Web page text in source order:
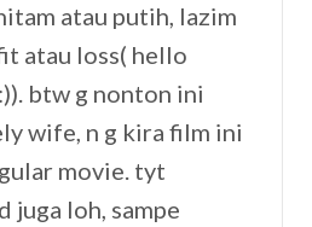
atau putih, lazim
atau loss( hello
btw g nonton ini
wife, n g kira film ini
movie. tyt
juga loh, sampe